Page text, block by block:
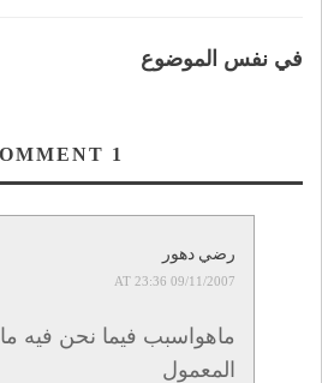
في نفس الموضوع
1
رضي دهور
09/11/2007 AT 23:36
ماهواسبب فيما نحن فيه
المعمول